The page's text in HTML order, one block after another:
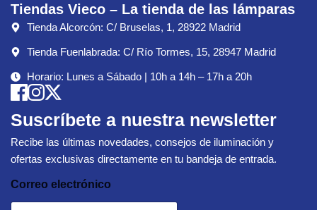
Tiendas Vieco – La tienda de las lámparas
Tienda Alcorcón: C/ Bruselas, 1, 28922 Madrid
Tienda Fuenlabrada: C/ Río Tormes, 15, 28947 Madrid
Horario: Lunes a Sábado | 10h a 14h – 17h a 20h
Suscríbete a nuestra newsletter
Recibe las últimas novedades, consejos de iluminación y
ofertas exclusivas directamente en tu bandeja de entrada.
Correo electrónico